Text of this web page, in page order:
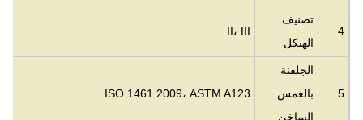
4
تصنيف
الهيكل
II، III
5
الجلفنة
بالغمس
الساخن
ISO 1461 2009، ASTM A123